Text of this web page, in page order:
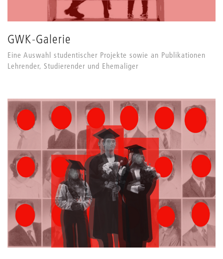
GWK-Galerie
Eine Auswahl studentischer Projekte sowie an Publikationen
Lehrender, Studierender und Ehemaliger